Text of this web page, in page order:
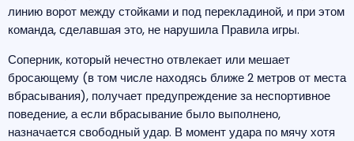
линию ворот между стойками и под перекладиной, и при этом
команда, сделавшая это, не нарушила Правила игры.
Соперник, который нечестно отвлекает или мешает
бросающему (в том числе находясь ближе 2 метров от места
вбрасывания), получает предупреждение за неспортивное
поведение, а если вбрасывание было выполнено,
назначается свободный удар. В момент удара по мячу хотя